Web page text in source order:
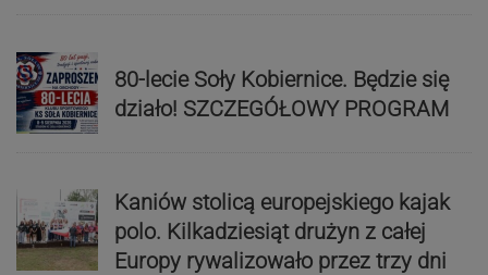
80-lecie Soły Kobiernice. Będzie się
działo! SZCZEGÓŁOWY PROGRAM
Kaniów stolicą europejskiego kajak
polo. Kilkadziesiąt drużyn z całej
Europy rywalizowało przez trzy dni